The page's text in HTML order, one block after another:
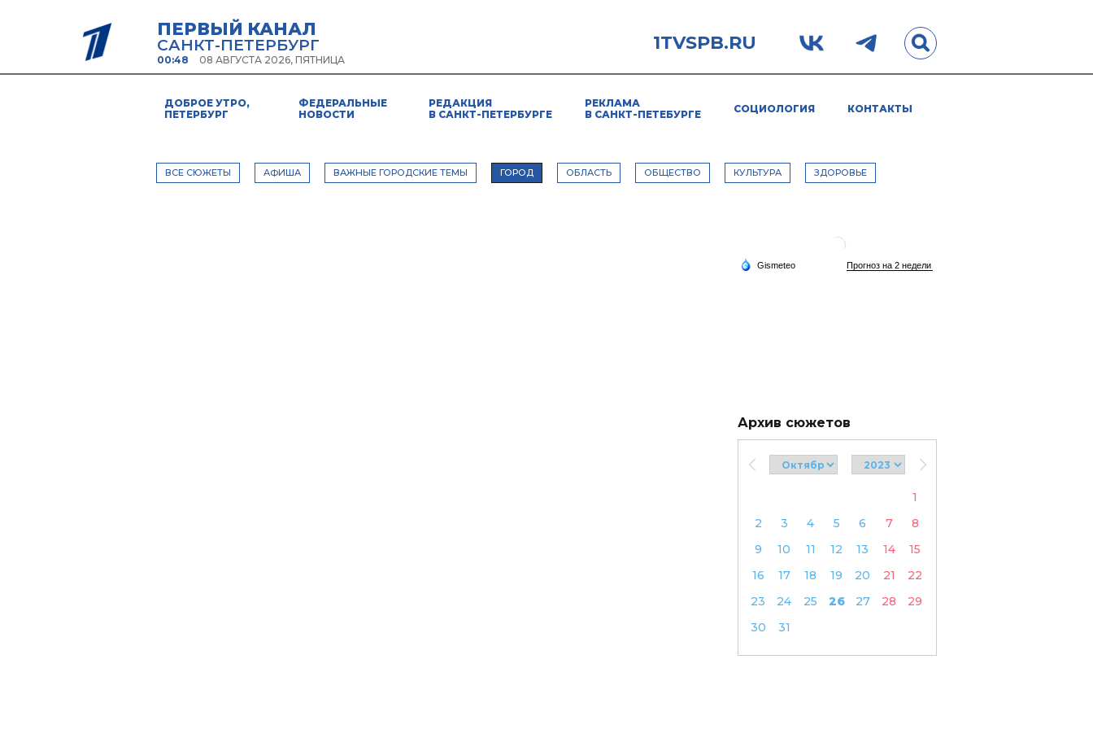
ПЕРВЫЙ КАНАЛ
САНКТ-ПЕТЕРБУРГ
00:48 08 АВГУСТА 2026, ПЯТНИЦА
1TVSPB.RU
ДОБРОЕ УТРО,
ПЕТЕРБУРГ
ФЕДЕРАЛЬНЫЕ
НОВОСТИ
РЕДАКЦИЯ
В САНКТ-ПЕТЕРБУРГЕ
РЕКЛАМА
В САНКТ-ПЕТЕБУРГЕ
СОЦИОЛОГИЯ КОНТАКТЫ
ВСЕ СЮЖЕТЫ АФИША ВАЖНЫЕ ГОРОДСКИЕ ТЕМЫ ГОРОД ОБЛАСТЬ ОБЩЕСТВО КУЛЬТУРА ЗДОРОВЬЕ
Архив сюжетов
1
2
3 4 5 6 7
8
9
10 11 12 13 14
15
16
17 18 19 20 21
22
23
24 25 26 27 28
29
30
31